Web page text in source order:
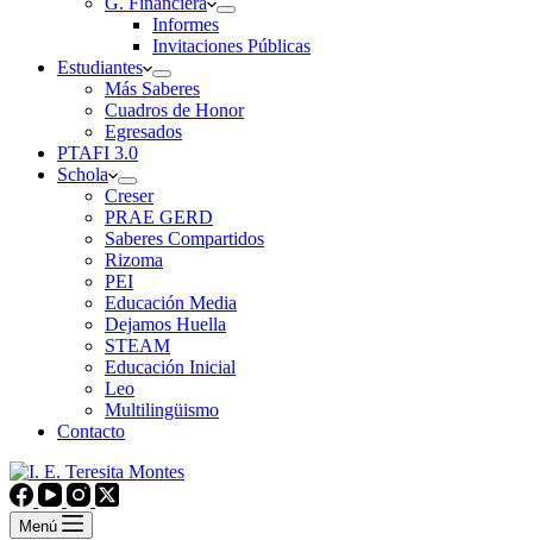
Informes
Invitaciones Públicas
Estudiantes
Más Saberes
Cuadros de Honor
Egresados
PTAFI 3.0
Schola
Creser
PRAE GERD
Saberes Compartidos
Rizoma
PEI
Educación Media
Dejamos Huella
STEAM
Educación Inicial
Leo
Multilingüismo
Contacto
Menú